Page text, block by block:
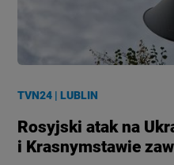
TVN24 |LUBLIN
Rosyjski atak na
i Krasnymstawie